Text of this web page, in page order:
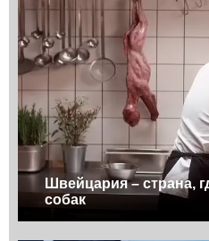
Швейцария – страна,
собак